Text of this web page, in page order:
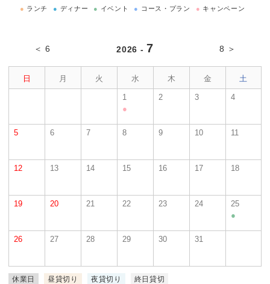
● ランチ ● ディナー ● イベント ● コース・プラン ● キャンペーン
＜ 6 2026 - 7 8 ＞
日 月 火 水 木 金 土
1
●
2 3 4
5 6 7 8 9 10 11
12 13 14 15 16 17 18
19 20 21 22 23 24
25
●
26 27 28 29 30 31
休業日 昼貸切り 夜貸切り 終日貸切